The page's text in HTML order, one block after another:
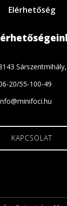
Elérhetőség
20/55-100-49
KAPCSOLAT